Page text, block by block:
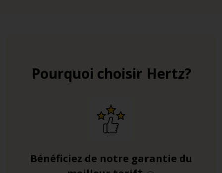
Pourquoi choisir Hertz?
Bénéficiez de notre garantie du